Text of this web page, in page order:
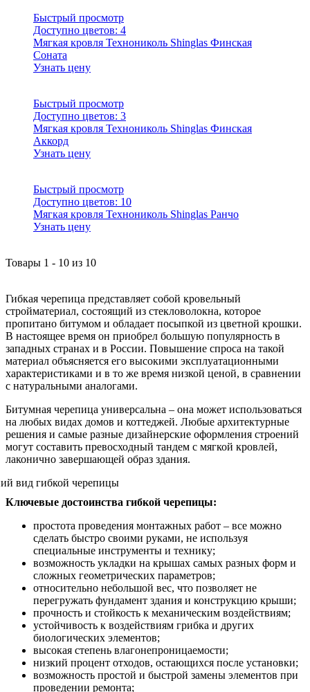
Быстрый просмотр
Доступно цветов: 4
Мягкая кровля Технониколь Shinglas Финская
Соната
Узнать цену
Быстрый просмотр
Доступно цветов: 3
Мягкая кровля Технониколь Shinglas Финская
Аккорд
Узнать цену
Быстрый просмотр
Доступно цветов: 10
Мягкая кровля Технониколь Shinglas Ранчо
Узнать цену
Товары 1 - 10 из 10
Гибкая черепица представляет собой кровельный
стройматериал, состоящий из стекловолокна, которое
пропитано битумом и обладает посыпкой из цветной крошки.
В настоящее время он приобрел большую популярность в
западных странах и в России. Повышение спроса на такой
материал объясняется его высокими эксплуатационными
характеристиками и в то же время низкой ценой, в сравнении
с натуральными аналогами.
Битумная черепица универсальна – она может использоваться
на любых видах домов и коттеджей. Любые архитектурные
решения и самые разные дизайнерские оформления строений
могут составить превосходный тандем с мягкой кровлей,
лаконично завершающей образ здания.
Ключевые достоинства гибкой черепицы:
простота проведения монтажных работ – все можно
сделать быстро своими руками, не используя
специальные инструменты и технику;
возможность укладки на крышах самых разных форм и
сложных геометрических параметров;
относительно небольшой вес, что позволяет не
перегружать фундамент здания и конструкцию крыши;
прочность и стойкость к механическим воздействиям;
устойчивость к воздействиям грибка и других
биологических элементов;
высокая степень влагонепроницаемости;
низкий процент отходов, остающихся после установки;
возможность простой и быстрой замены элементов при
проведении ремонта;